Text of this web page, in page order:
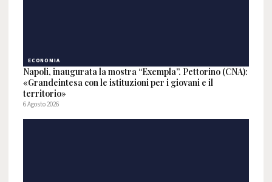
ECONOMIA
Napoli, inaugurata la mostra “Exempla”. Pettorino (CNA):
«Grandeintesa con le istituzioni per i giovani e il
territorio»
6 Agosto 2026